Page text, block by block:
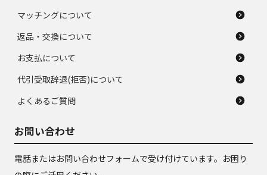
マッチングについて
返品・交換について
お支払について
代引受取辞退(拒否)について
よくあるご質問
お問い合わせ
電話またはお問い合わせフォームで受け付けています。お困り